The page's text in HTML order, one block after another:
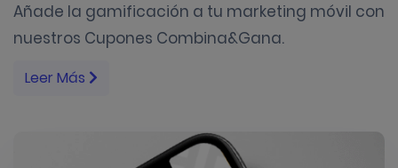
Añade la gamificación a tu marketing móvil con
nuestros Cupones Combina&Gana.
Leer Más